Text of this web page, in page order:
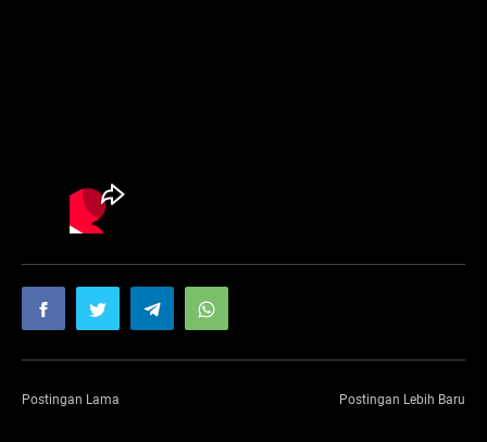
Postingan Lama Postingan Lebih Baru